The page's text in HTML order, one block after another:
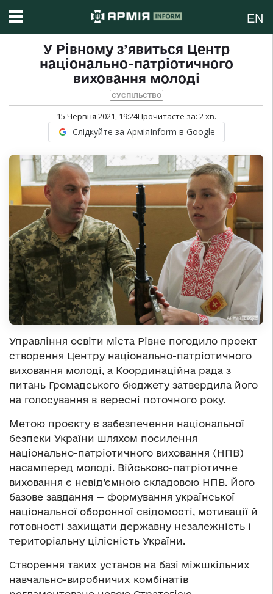
EN
У Рівному з’явиться Центр
національно-патріотичного
виховання молоді
СУСПІЛЬСТВО
15 Червня 2021, 19:24Прочитаєте за: 2хв.
Слідкуйте за АрміяInform в Google
Управління освіти міста Рівне погодило проект
створення Центру національно-патріотичного
виховання молоді, а Координаційна рада з
питань Громадського бюджету затвердила його
на голосування в вересні поточного року.
Метою проєкту є забезпечення національної
безпеки України шляхом посилення
національно-патріотичного виховання (НПВ)
насамперед молоді. Військово-патріотичне
виховання є невід’ємною складовою НПВ. Його
базове завдання — формування української
національної оборонної свідомості, мотивації й
готовності захищати державну незалежність і
територіальну цілісність України.
Створення таких установ на базі міжшкільних
навчально-виробничих комбінатів